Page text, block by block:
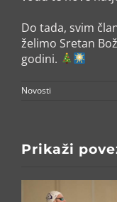
Do tada, svim
želimo Sretan
godini.
Novosti
Prikaži